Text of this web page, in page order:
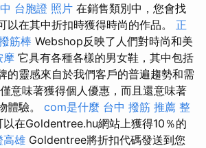
台胞證 照片 在銷售類別中，您會找
以在其中折扣時獲得時尚的作品。 正
筋棒 Webshop反映了人們對時尚和美
摩 它具有各種各樣的男女鞋，其中包括
的靈感來自於我們客戶的普遍趨勢和需
意味著獲得個人優惠，而且還意味著
體驗。 com是什麼 台中 撥筋 推薦 整
以在Goldentree.hu網站上獲得10％的
高雄 Goldentree將折扣代碼發送到您